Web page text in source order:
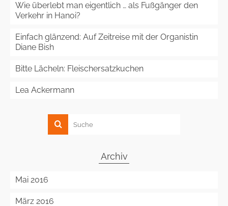
Wie überlebt man eigentlich … als Fußgänger den
Verkehr in Hanoi?
Einfach glänzend: Auf Zeitreise mit der Organistin
Diane Bish
Bitte Lächeln: Fleischersatzkuchen
Lea Ackermann
Archiv
Mai 2016
März 2016